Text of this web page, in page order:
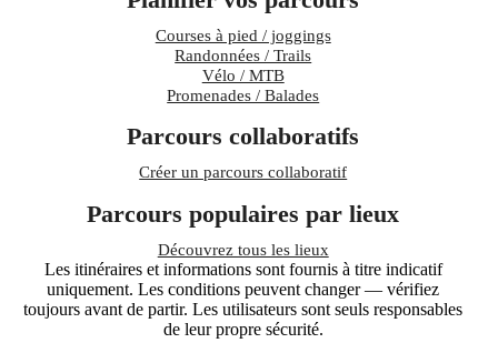
Courses à pied / joggings
Randonnées / Trails
Vélo / MTB
Promenades / Balades
Parcours collaboratifs
Créer un parcours collaboratif
Parcours populaires par lieux
Découvrez tous les lieux
Les itinéraires et informations sont fournis à titre indicatif
uniquement. Les conditions peuvent changer — vérifiez
toujours avant de partir. Les utilisateurs sont seuls responsables
de leur propre sécurité.